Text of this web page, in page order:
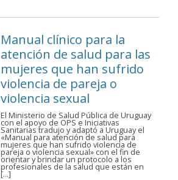
Manual clínico para la
atención de salud para las
mujeres que han sufrido
violencia de pareja o
violencia sexual
El Ministerio de Salud Pública de Uruguay
con el apoyo de OPS e Iniciativas
Sanitarias tradujo y adaptó a Uruguay el
«Manual para atención de salud para
mujeres que han sufrido violencia de
pareja o violencia sexual» con el fin de
orientar y brindar un protocolo a los
profesionales de la salud que están en
[…]